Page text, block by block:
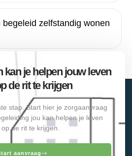
begeleid zelfstandig wonen
kan je helpen jouw leven
de rit te krijgen
stap. Start hier je zorgaanvraag
jou kan helpen je leven
de rit te krijgen.
aanvraag